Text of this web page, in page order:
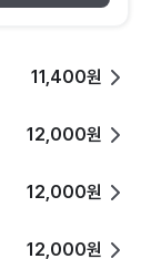
11,400원
12,000원
12,000원
12,000원